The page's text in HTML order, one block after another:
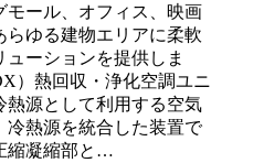
モール、オフィス、映画
らゆる建物エリアに柔軟
ューションを提供しま
）熱回収・浄化空調ユニ
熱源として利用する空気
冷熱源を統合した装置で
縮凝縮部と…